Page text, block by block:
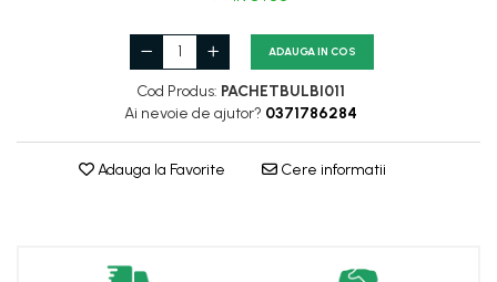
ADAUGA IN COS
Cod Produs: PACHETBULBI011
Ai nevoie de ajutor? 0371786284
Adauga la Favorite Cere informatii